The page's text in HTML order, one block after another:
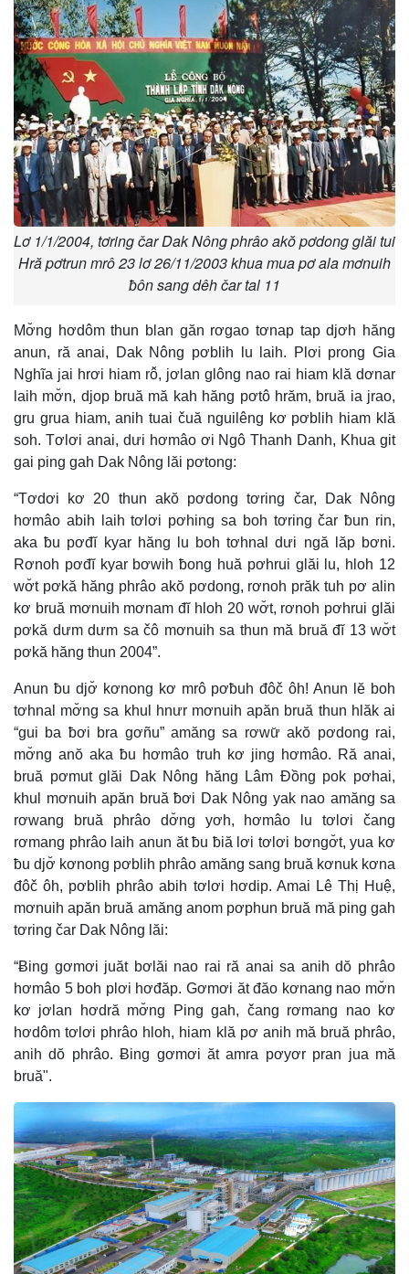
Lơ 1/1/2004, tơring čar Dak Nông phrâo akŏ pơdong glăi tui
Hră pơtrun mrô 23 lơ 26/11/2003 khua mua pơ ala mơnuih
ƀôn sang dêh čar tal 11
Mơ̆ng hơdôm thun blan găn rơgao tơnap tap djơh hăng
anun, ră anai, Dak Nông pơblih lu laih. Plơi prong Gia
Nghĩa jai hrơi hiam rô̆, jơlan glông nao rai hiam klă dơnar
laih mơ̆n, djop bruă mă kah hăng pơtô hrăm, bruă ia jrao,
gru grua hiam, anih tuai čuă nguilêng kơ pơblih hiam klă
soh. Tơlơi anai, dưi hơmâo ơi Ngô Thanh Danh, Khua git
gai ping gah Dak Nông lăi pơtong:
“Tơdơi kơ 20 thun akŏ pơdong tơring čar, Dak Nông
hơmâo abih laih tơlơi pơhing sa boh tơring čar ƀun rin,
aka ƀu pơđĭ kyar hăng lu boh tơhnal dưi ngă lăp bơni.
Rơnoh pơđĭ kyar bơwih ƀong huă pơhrui glăi lu, hloh 12
wơ̆t pơkă hăng phrâo akŏ pơdong, rơnoh prăk tuh pơ alin
kơ bruă mơnuih mơnam đĭ hloh 20 wơ̆t, rơnoh pơhrui glăi
pơkă dưm dưm sa čô mơnuih sa thun mă bruă đĭ 13 wơ̆t
pơkă hăng thun 2004”.
Anun ƀu djơ̆ kơnong kơ mrô pơƀuh đôč ôh! Anun lĕ boh
tơhnal mơ̆ng sa khul hnưr mơnuih apăn bruă thun hlăk ai
“gui ba ƀơi bra gơñu” amăng sa rơwư̆ akŏ pơdong rai,
mơ̆ng anŏ aka ƀu hơmâo truh kơ jing hơmâo. Ră anai,
bruă pơmut glăi Dak Nông hăng Lâm Đồng pok pơhai,
khul mơnuih apăn bruă ƀơi Dak Nông yak nao amăng sa
rơwang bruă phrâo dơ̆ng yơh, hơmâo lu tơlơi čang
rơmang phrâo laih anun ăt ƀu ƀiă lơi tơlơi bơngơ̆t, yua kơ
ƀu djơ̆ kơnong pơblih phrâo amăng sang bruă kơnuk kơna
đôč ôh, pơblih phrâo abih tơlơi hơdip. Amai Lê Thị Huệ,
mơnuih apăn bruă amăng anom pơphun bruă mă ping gah
tơring čar Dak Nông lăi:
“Ƀing gơmơi juăt bơlăi nao rai ră anai sa anih dŏ phrâo
hơmâo 5 boh plơi hơđăp. Gơmơi ăt đăo kơnang nao mơ̆n
kơ jơlan hơdră mơ̆ng Ping gah, čang rơmang nao kơ
hơdôm tơlơi phrâo hloh, hiam klă pơ anih mă bruă phrâo,
anih dŏ phrâo. Ƀing gơmơi ăt amra pơyơr pran jua mă
bruă".